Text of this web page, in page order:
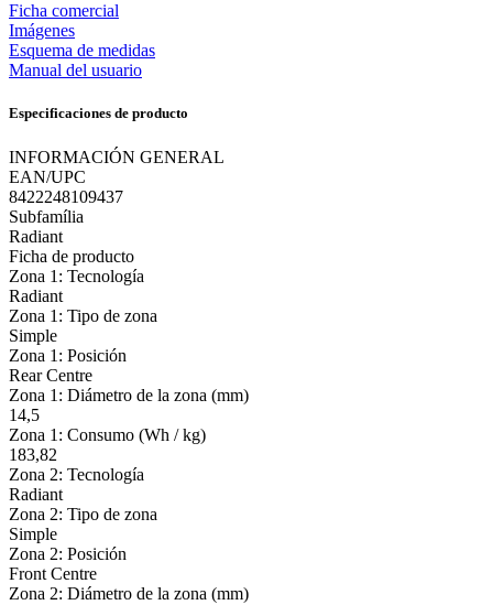
Ficha comercial
Imágenes
Esquema de medidas
Manual del usuario
Especificaciones de producto
INFORMACIÓN GENERAL
EAN/UPC
8422248109437
Subfamília
Radiant
Ficha de producto
Zona 1: Tecnología
Radiant
Zona 1: Tipo de zona
Simple
Zona 1: Posición
Rear Centre
Zona 1: Diámetro de la zona (mm)
14,5
Zona 1: Consumo (Wh / kg)
183,82
Zona 2: Tecnología
Radiant
Zona 2: Tipo de zona
Simple
Zona 2: Posición
Front Centre
Zona 2: Diámetro de la zona (mm)